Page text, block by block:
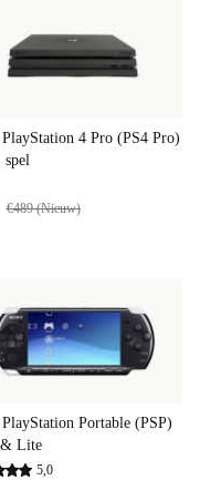
PlayStation 4 Pro (PS4 Pro)
spel
€489 (Nieuw)
Portable (PSP)
Lite
5,0